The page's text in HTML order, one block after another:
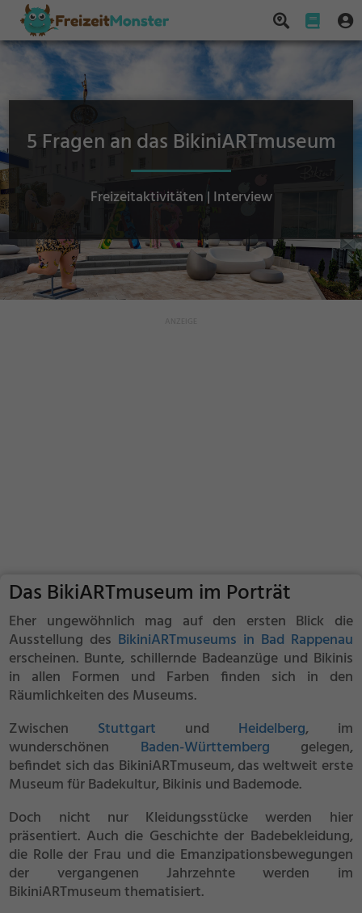
5 Fragen an das BikiniARTmuseum
Freizeitaktivitäten | Interview
Das BikiARTmuseum im Porträt
Eher ungewöhnlich mag auf den ersten Blick die
Ausstellung des BikiniARTmuseums in Bad Rappenau
erscheinen. Bunte, schillernde Badeanzüge und Bikinis
in allen Formen und Farben finden sich in den
Räumlichkeiten des Museums.
Zwischen Stuttgart und Heidelberg, im
wunderschönen Baden-Württemberg gelegen,
befindet sich das BikiniARTmuseum, das weltweit erste
Museum für Badekultur, Bikinis und Bademode.
Doch nicht nur Kleidungsstücke werden hier
präsentiert. Auch die Geschichte der Badebekleidung,
die Rolle der Frau und die Emanzipationsbewegungen
der vergangenen Jahrzehnte werden im
BikiniARTmuseum thematisiert.